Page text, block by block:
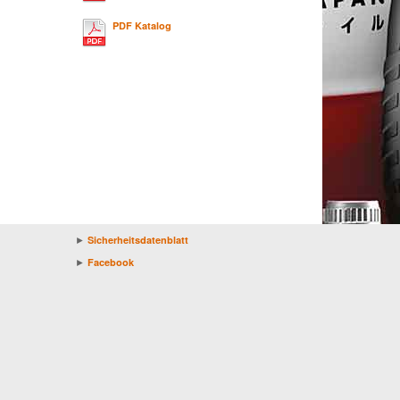
PDF Katalog
► Sicherheitsdatenblatt
► Facebook